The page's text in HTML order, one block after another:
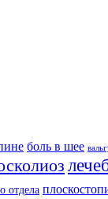
боль в шее
отдела